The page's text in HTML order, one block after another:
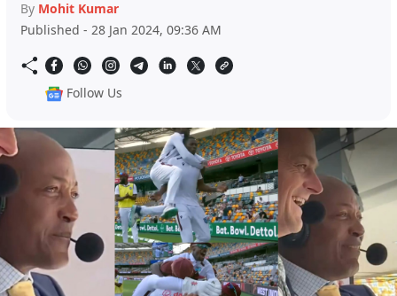
By Mohit Kumar
Published - 28 Jan 2024, 09:36 AM
Follow Us